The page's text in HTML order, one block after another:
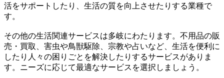
活をサポートしたり、生活の質を向上させたりする業種で
す。
その他の生活関連サービスは多岐にわたります。不用品の販
売・買取、害虫や鳥獣駆除、宗教や占いなど、生活を便利に
したり人々の困りごとを解決したりするサービスがありま
す。ニーズに応じて最適なサービスを選択しましょう。